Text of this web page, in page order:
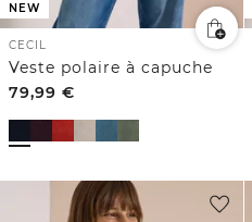
NEW
CECIL
Veste polaire à capuche
79,99 €